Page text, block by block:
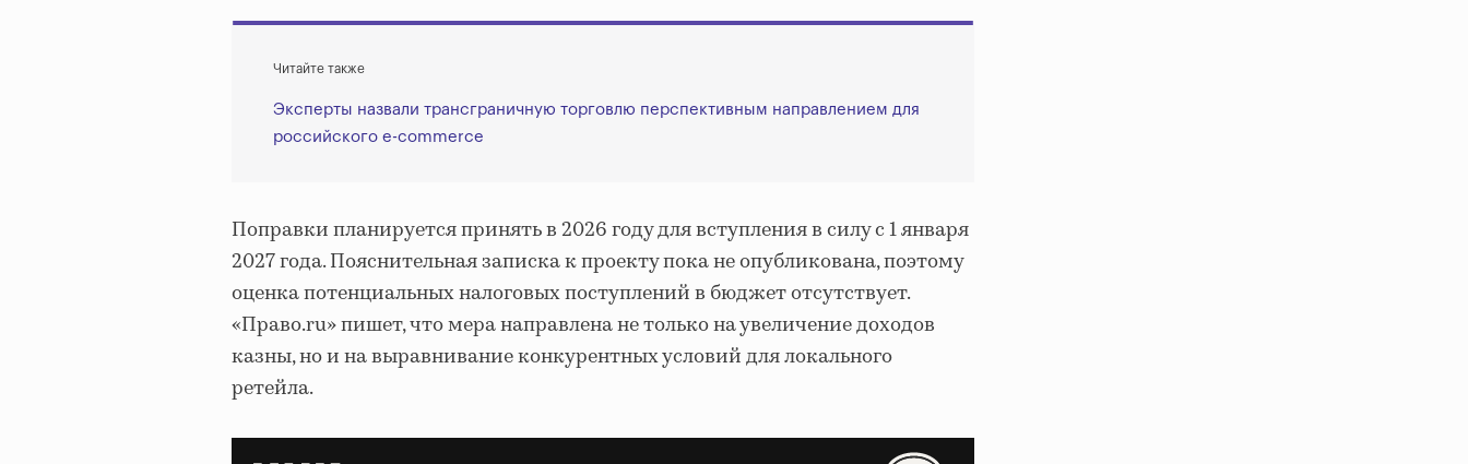
Читайте также
Эксперты назвали трансграничную торговлю перспективным направлением для
российского e-commerce
Поправки планируется принять в 2026 году для вступления в силу с 1 января
2027 года. Пояснительная записка к проекту пока не опубликована, поэтому
оценка потенциальных налоговых поступлений в бюджет отсутствует.
«Право.ru» пишет, что мера направлена не только на увеличение доходов
казны, но и на выравнивание конкурентных условий для локального
ретейла.